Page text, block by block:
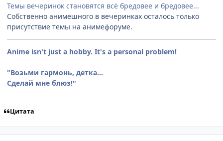
Темы вечеринок становятся всё бредовее и бредовее...
Собственно анимешного в вечеринках осталось только
присутствие темы на анимефоруме.
Anime isn't just a hobby. It's a personal problem!
"Возьми гармонь, детка...
Сделай мне блюз!"
Цитата